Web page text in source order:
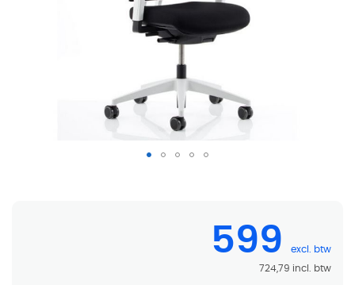
Bureaustoel KOHL Anteo White Edition
599
724,79